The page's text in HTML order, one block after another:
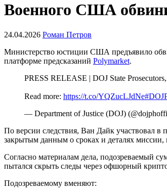
Военного США
24.04.2026 Роман Петров
Министерство юстиции США предъявило
платформе предсказаний Polymarket.
PRESS RELEASE | DOJ State
Read more: https://t.co/YQZucLJdNe
— Department of Justice (DOJ)
По версии следствия, Ван Дайк участвовал
закрытым данным о сроках и деталях миссии,
Согласно материалам дела, подозреваемый
пытался скрыть следы через офшорный
Подозреваемому вменяют: